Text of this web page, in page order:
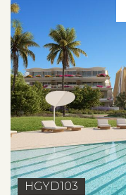
Aanbod
Koopwoningen
Huurwoningen
Verkocht
Verhuurd
HGYD103